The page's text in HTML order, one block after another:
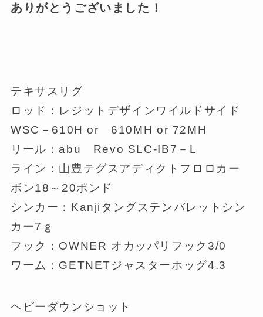
ありがとうございました！
テキサスリグ
ロッド：レジットデザインワイルドサイド
WSC－610H or 610MH or 72MH
リール：abu Revo SLC-IB7－L
ライン：山豊テグスアディクトフロロカー
ボン18～20ポンド
シンカー：Kanjiタングステンバレットシン
カー7ｇ
フック：OWNER オカッパリフック3/0
ワーム：GETNETジャスターホッグ4.3
ヘビーダウンショット